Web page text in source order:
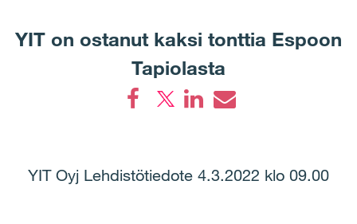
YIT on ostanut kaksi tonttia Espoon
Tapiolasta
YIT Oyj Lehdistötiedote 4.3.2022 klo 09.00